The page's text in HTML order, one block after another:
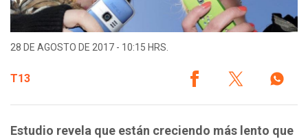
28 DE AGOSTO DE 2017 - 10:15 HRS.
T13
Estudio revela que están creciendo más lento que